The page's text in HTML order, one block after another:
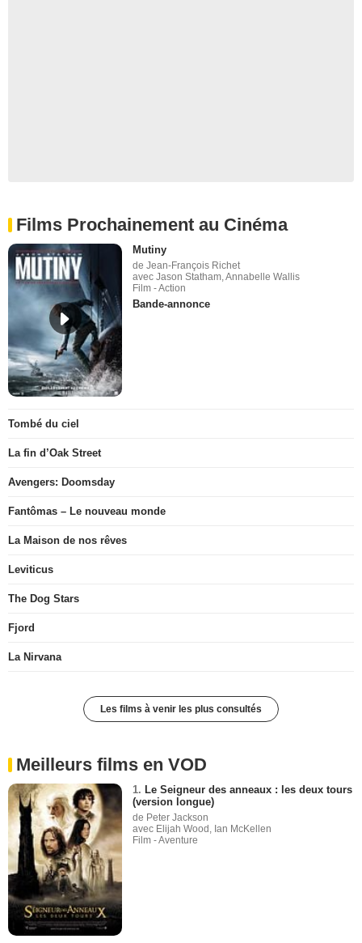
Films Prochainement au Cinéma
Mutiny
de Jean-François Richet
avec Jason Statham, Annabelle Wallis
Film - Action
Bande-annonce
Tombé du ciel
La fin d’Oak Street
Avengers: Doomsday
Fantômas – Le nouveau monde
La Maison de nos rêves
Leviticus
The Dog Stars
Fjord
La Nirvana
Les films à venir les plus consultés
Meilleurs films en VOD
1. Le Seigneur des anneaux : les deux tours
(version longue)
de Peter Jackson
avec Elijah Wood, Ian McKellen
Film - Aventure